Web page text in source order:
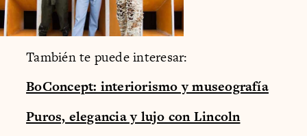
También te puede interesar:
BoConcept: interiorismo y museografía
Puros, elegancia y lujo con Lincoln